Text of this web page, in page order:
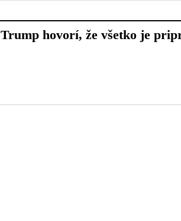
Trump hovorí, že všetko je